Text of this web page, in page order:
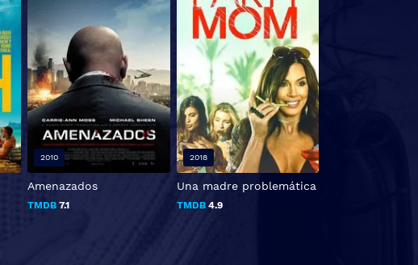
Amenazados
TMDB 7.1
2010
Una madre problemática
TMDB4.9
2018